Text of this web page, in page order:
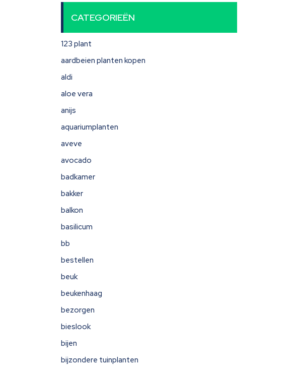
CATEGORIEËN
123 plant
aardbeien planten kopen
aldi
aloe vera
anijs
aquariumplanten
aveve
avocado
badkamer
bakker
balkon
basilicum
bb
bestellen
beuk
beukenhaag
bezorgen
bieslook
bijen
bijzondere tuinplanten